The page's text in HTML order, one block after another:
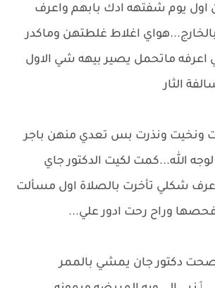
يوم شفتهه ادك بابهم واعرف
اغلاط غلطتهن وماكدر
اعرفه ماتحمل يصير بيهه شي الاول
الثار
ونخيت ونذرت بس تعدي منهن باجر
الله...كمت لكيت الدكتور جاي
شكلي تأخرت بالصلاة اول مسألت
وراح رحت ادور علي...
وصحت دكتور جان يمشي بالممر